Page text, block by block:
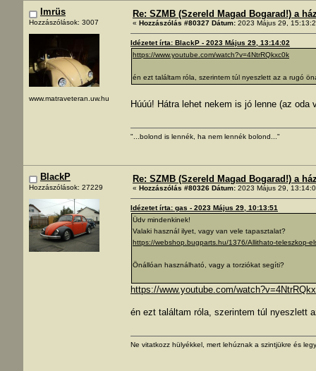
Imrüs
Hozzászólások: 3007
www.matraveteran.uw.hu
Re: SZMB (Szereld Magad Bogarad!) a
« Hozzászólás #80327 Dátum: 2023 Május 29,
Idézetet írta: BlackP - 2023 Május 29, 13:14:02
https://www.youtube.com/watch?v=4NtrRQkxc0k
én ezt találtam róla, szerintem túl nyeszlett az a rugó
Húúú! Hátra lehet nekem is jó lenne (az
"...bolond is lennék, ha nem lennék bolond..."
BlackP
Hozzászólások: 27229
Re: SZMB (Szereld Magad Bogarad!) a
« Hozzászólás #80326 Dátum: 2023 Május 29,
Idézetet írta: gas - 2023 Május 29, 10:13:51
Üdv mindenkinek!
Valaki használ ilyet, vagy van vele tapasztalat?
https://webshop.bugparts.hu/1376/Allithato-teleszkop-
Önállóan használható, vagy a torziókat segíti?
https://www.youtube.com/
én ezt találtam róla, szerintem túl nyeszlett
Ne vitatkozz hülyékkel, mert lehúznak a szintjükre és